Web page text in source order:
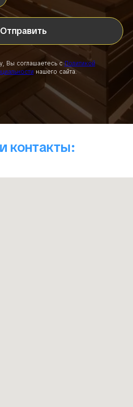
Отправить
Вы соглашаетесь сПолитикой
нашего сайта.
контакты: